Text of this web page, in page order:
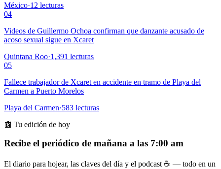
México·12 lecturas
04
Videos de Guillermo Ochoa confirman que danzante acusado de
acoso sexual sigue en Xcaret
Quintana Roo·1,391 lecturas
05
Fallece trabajador de Xcaret en accidente en tramo de Playa del
Carmen a Puerto Morelos
Playa del Carmen·583 lecturas
📰 Tu edición de hoy
Recibe el periódico de mañana a las 7:00 am
El diario para hojear, las claves del día y el podcast ☕ — todo en un